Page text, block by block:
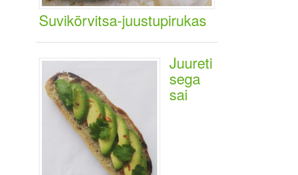
Suvikõrvitsa-juustupirukas
Juureti
sega
sai